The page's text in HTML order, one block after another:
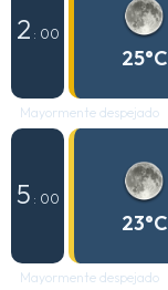
2 : 00
25°C
Mayormente despejado
5 : 00
23°C
Mayormente despejado